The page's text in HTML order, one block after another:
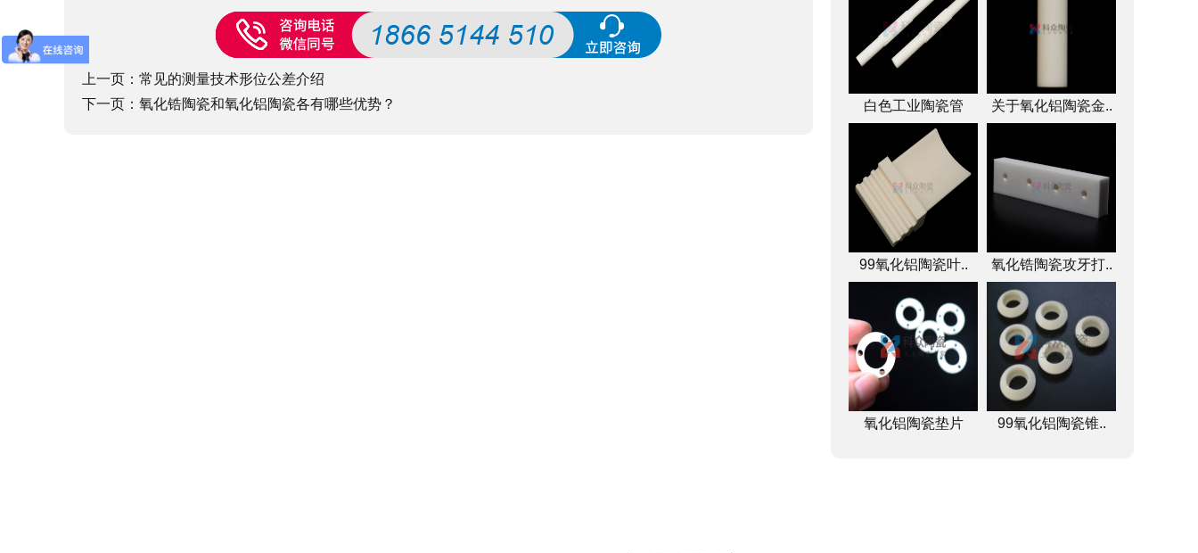
上一页： 常见的测量技术形位公差介绍
下一页： 氧化锆陶瓷和氧化铝陶瓷各有哪些优势？ 白色工业陶瓷管 关于氧化铝陶瓷金..
99氧化铝陶瓷叶.. 氧化锆陶瓷攻牙打..
氧化铝陶瓷垫片 99氧化铝陶瓷锥..